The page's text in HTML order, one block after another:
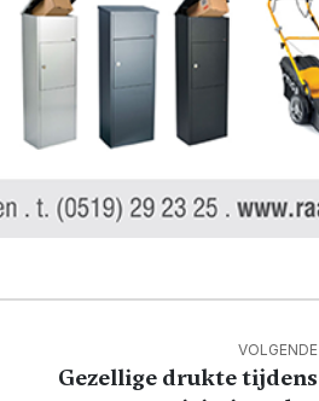
VOLGENDE
Gezellige drukte tijdens